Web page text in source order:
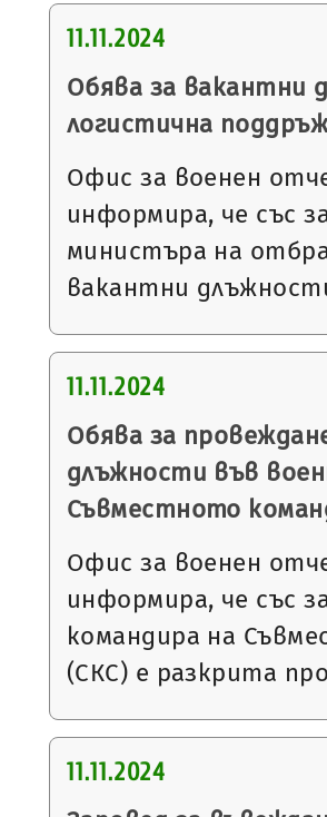
11.11.2024
Обява за вакантни
логистична
Офис за военен
информира, че със
министъра на
вакантни
11.11.2024
Обява за
длъжности във
Съвместното
Офис за военен
информира, че със
командира на
(СКС) е разкрита
11.11.2024